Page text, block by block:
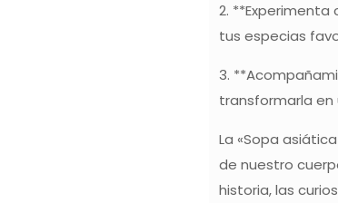
2.
tus especias
3.
transformarla en
La «Sopa
de nuestro
historia, las